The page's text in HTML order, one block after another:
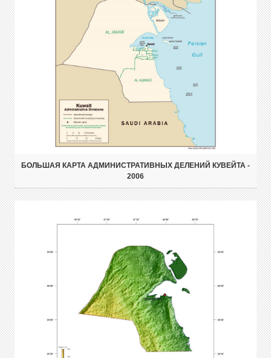
БОЛЬШАЯ КАРТА АДМИНИСТРАТИВНЫХ ДЕЛЕНИЙ КУВЕЙТА -
2006